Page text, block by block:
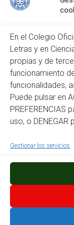
En el Colegio
Letras y en
propias y de
funcionamiento
funcionalidades,
Puede pulsar en
PREFERENCIAS
uso, o DENEGAR
Gestionar los servicios
Este sitio usa
se procesan los
Copyright © 2026
y en Ciencias de la
Política de Cookies